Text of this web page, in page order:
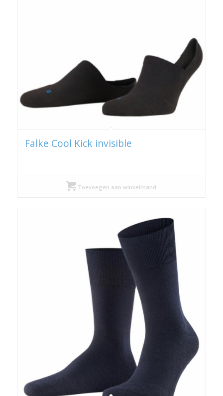
Falke Cool Kick invisible
Toevoegen aan winkelmand